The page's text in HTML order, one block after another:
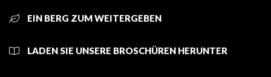
EIN BERG ZUM WEITERGEBEN
LADEN SIE UNSERE BROSCHÜREN HERUNTER